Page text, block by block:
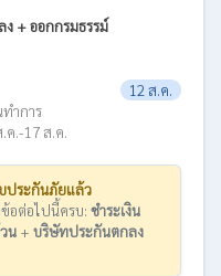
+ ออกกรมธรรม์
12 ส.ค.
ำการ
ค.-17 ส.ค.
ประกันภัยแล้ว
อต่อไปนี้ครบ: ชำระเงิน
น+ บริษัทประกันตกลง